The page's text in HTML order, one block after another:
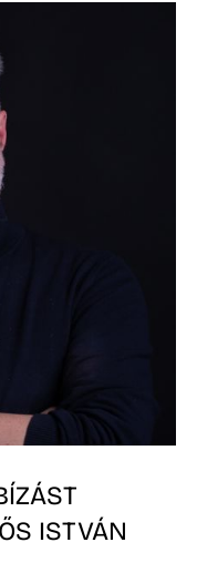
ISTVÁN